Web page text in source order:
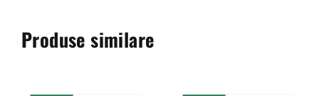
Produse similare